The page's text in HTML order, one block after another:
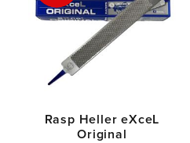
Rasp Heller eXceL
Original